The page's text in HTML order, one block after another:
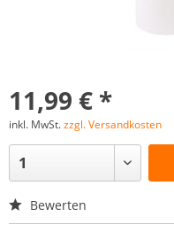
11,99 € *
inkl. MwSt.zzgl. Versandkosten
Bewerten